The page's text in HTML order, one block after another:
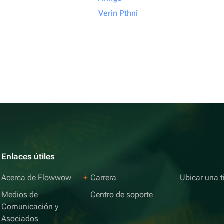
Verin Pthni
Enlaces útiles
Acerca de Flowwow
Medios de
Comunicación y
Asociados
Carrera
Centro de soporte
Ubicar una